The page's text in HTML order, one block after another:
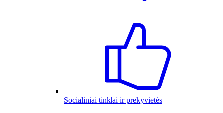
Socialiniai tinklai ir prekyvietės